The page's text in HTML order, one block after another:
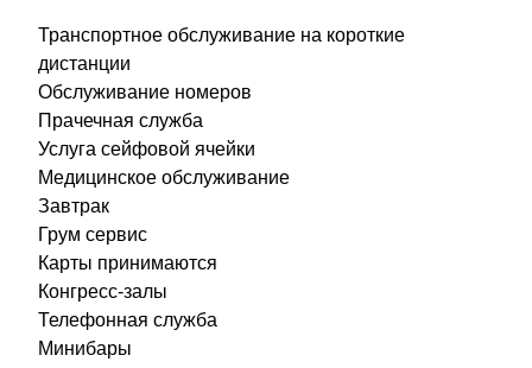
Транспортное обслуживание на короткие
дистанции
Обслуживание номеров
Прачечная служба
Услуга сейфовой ячейки
Медицинское обслуживание
Завтрак
Грум сервис
Карты принимаются
Конгресс-залы
Телефонная служба
Минибары